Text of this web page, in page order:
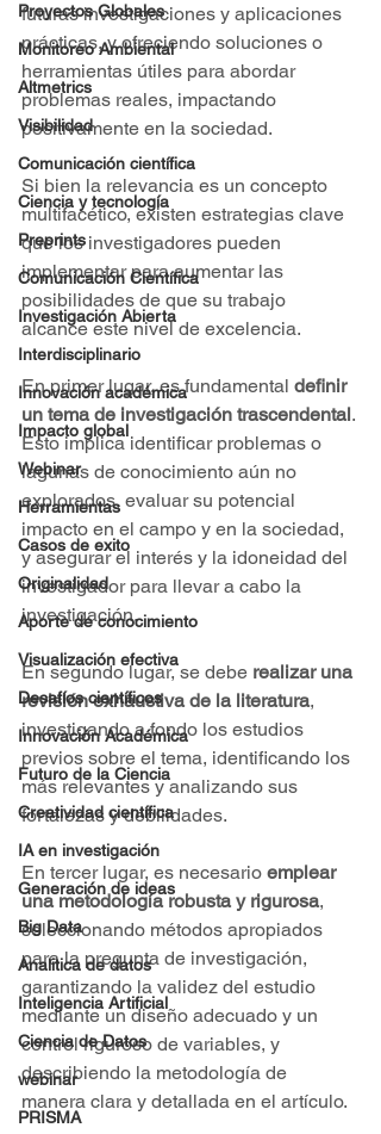
Proyectos Globales
Monitoreo Ambiental
Altmetrics
Visibilidad
Comunicación científica
Ciencia y tecnología
Preprints
Comunicación Científica
Investigación Abierta
Interdisciplinario
Innovación académica
Impacto global
Webinar
Herramientas
Casos de exito
Originalidad
Aporte de conocimiento
Visualización efectiva
Desafíos científicos
Innovación Académica
Futuro de la Ciencia
Creatividad científica
IA en investigación
Generación de ideas
Big Data
Analitica de datos
Inteligencia Artificial
Ciencia de Datos
webinar
PRISMA
futuras investigaciones y aplicaciones
prácticas, y ofreciendo soluciones o
herramientas útiles para abordar
problemas reales, impactando
positivamente en la sociedad.
Si bien la relevancia es un concepto
multifacético, existen estrategias clave
que los investigadores pueden
implementar para aumentar las
posibilidades de que su trabajo
alcance este nivel de excelencia.
En primer lugar, es fundamental definir
un tema de investigación trascendental.
Esto implica identificar problemas o
lagunas de conocimiento aún no
explorados, evaluar su potencial
impacto en el campo y en la sociedad,
y asegurar el interés y la idoneidad del
investigador para llevar a cabo la
investigación.
En segundo lugar, se debe realizar una
revisión exhaustiva de la literatura,
investigando a fondo los estudios
previos sobre el tema, identificando los
más relevantes y analizando sus
fortalezas y debilidades.
En tercer lugar, es necesario emplear
una metodología robusta y rigurosa,
seleccionando métodos apropiados
para la pregunta de investigación,
garantizando la validez del estudio
mediante un diseño adecuado y un
control riguroso de variables, y
describiendo la metodología de
manera clara y detallada en el artículo.